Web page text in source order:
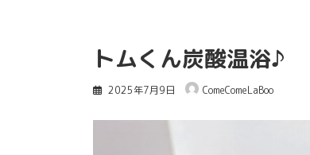
トムくん炭酸温浴♪
2025年7月9日 ComeComeLaBoo